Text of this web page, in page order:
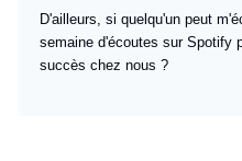
D'ailleurs, si quelqu'un peut
semaine d'écoutes sur Spotify
succès chez nous ?